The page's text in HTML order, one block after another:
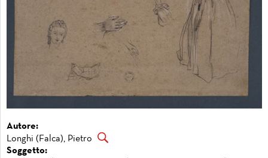
Autore:
Longhi (Falca), Pietro
Soggetto: